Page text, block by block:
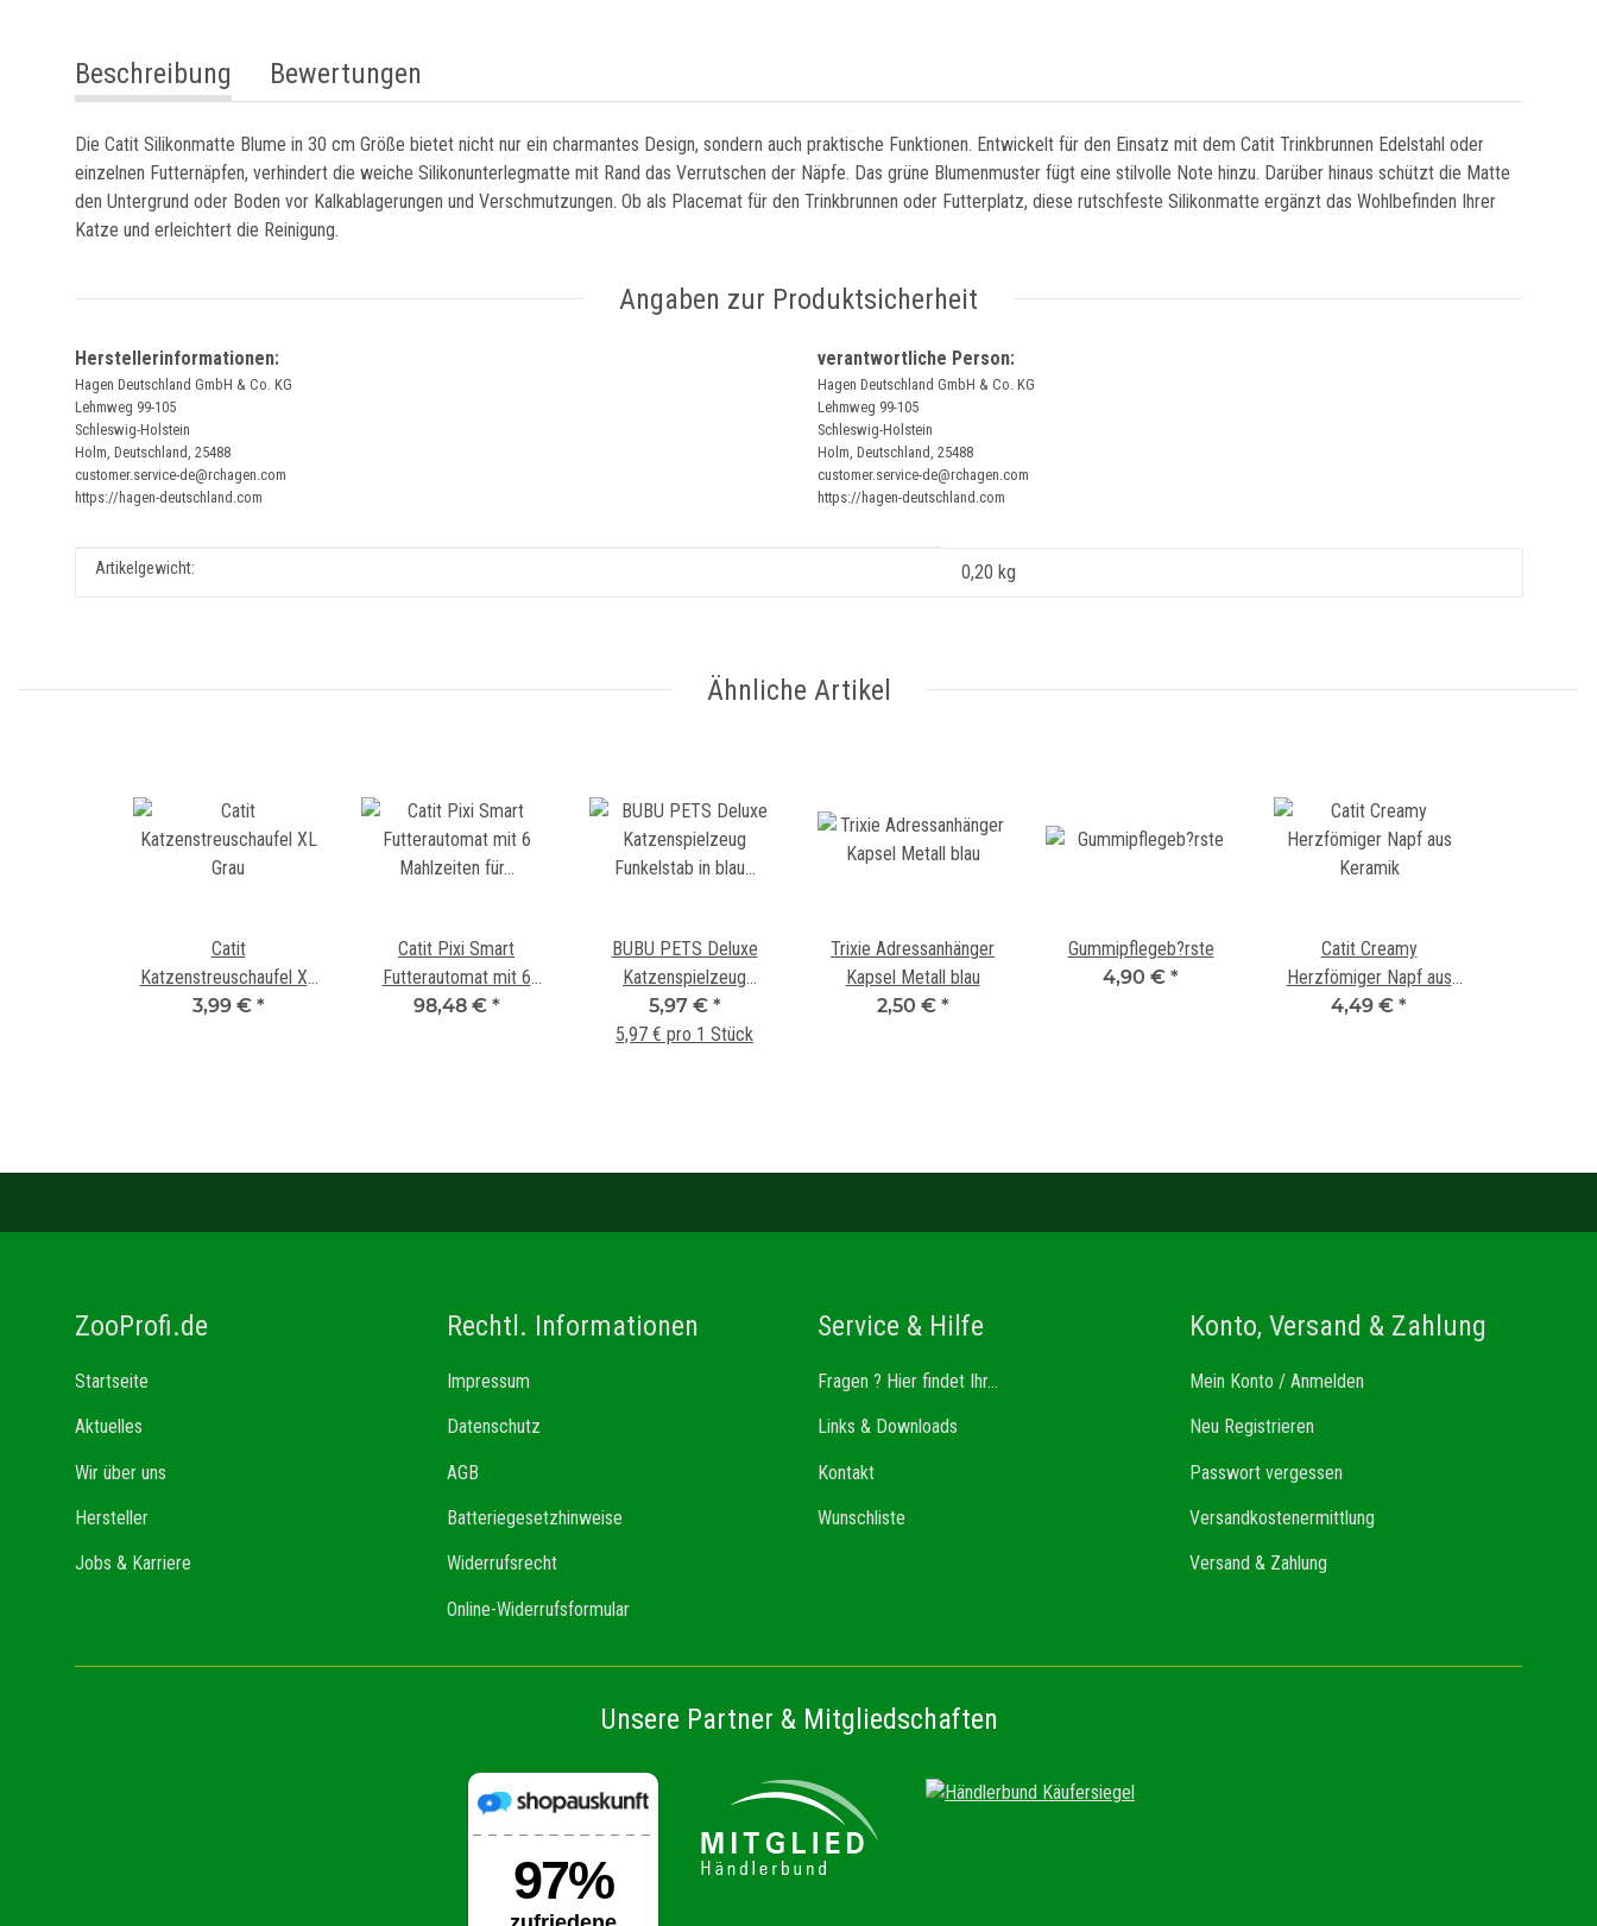
weitere Registerkarten anzeigen
Beschreibung Bewertungen
Die Catit Silikonmatte Blume in 30 cm Größe bietet nicht nur ein charmantes Design, sondern auch praktische Funktionen. Entwickelt für den Einsatz mit dem Catit Trinkbrunnen Edelstahl oder
einzelnen Futternäpfen, verhindert die weiche Silikonunterlegmatte mit Rand das Verrutschen der Näpfe. Das grüne Blumenmuster fügt eine stilvolle Note hinzu. Darüber hinaus schützt die Matte
den Untergrund oder Boden vor Kalkablagerungen und Verschmutzungen. Ob als Placemat für den Trinkbrunnen oder Futterplatz, diese rutschfeste Silikonmatte ergänzt das Wohlbefinden Ihrer
Katze und erleichtert die Reinigung.
Angaben zur Produktsicherheit
Herstellerinformationen:
Hagen Deutschland GmbH & Co. KG
Lehmweg 99-105
Schleswig-Holstein
Holm, Deutschland, 25488
customer.service-de@rchagen.com
https://hagen-deutschland.com
verantwortliche Person:
Hagen Deutschland GmbH & Co. KG
Lehmweg 99-105
Schleswig-Holstein
Holm, Deutschland, 25488
customer.service-de@rchagen.com
https://hagen-deutschland.com
Produkteigenschaft
Wert
Artikelgewicht: 0,20 kg
Ähnliche Artikel
Catit
Katzenstreuschaufel XL
Grau
3,99 € *
Catit Pixi Smart
Futterautomat mit 6
Mahlzeiten für Na? - und
98,48 € *
BUBU PETS Deluxe
Katzenspielzeug
Funkelstab in blau türkis
5,97 € *
5,97 € pro 1 Stück
Trixie Adressanhänger
Kapsel Metall blau
2,50 € *
Gummipflegeb?rste
4,90 € *
Catit Creamy
Herzfömiger Napf aus
Keramik
4,49 € *
ZooProfi.de
Startseite
Aktuelles
Wir über uns
Hersteller
Jobs & Karriere
Rechtl. Informationen
Impressum
Datenschutz
AGB
Batteriegesetzhinweise
Widerrufsrecht
Online-Widerrufsformular
Service & Hilfe
Fragen ? Hier findet Ihr...
Links & Downloads
Kontakt
Wunschliste
Konto, Versand & Zahlung
Mein Konto / Anmelden
Neu Registrieren
Passwort vergessen
Versandkostenermittlung
Versand & Zahlung
Unsere Partner & Mitgliedschaften